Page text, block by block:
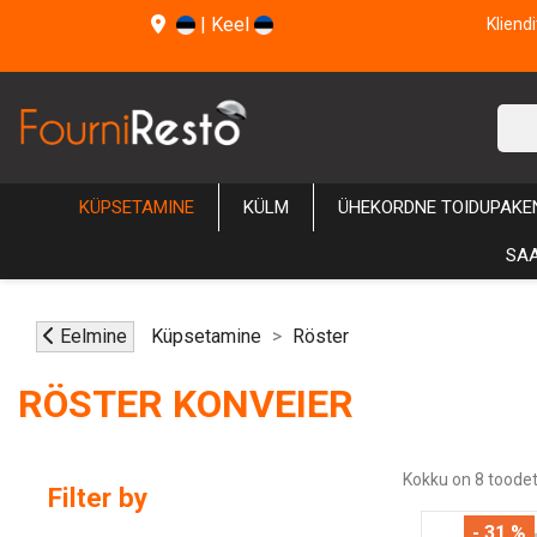
| Keel
KÜPSETAMINE KÜLM ÜHEKORDNE
Eelmine Küpsetamine Röster
RÖSTER KONVEIER
Filter by
Kokku on 8 toodet.